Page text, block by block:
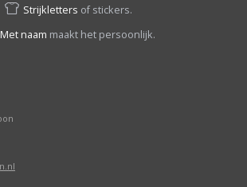
Strijkletters of stickers.
Met naam maakt het persoonlijk.